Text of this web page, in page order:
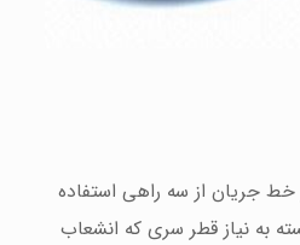
خط جریان از سه راهی استفاده
به نياز قطر سری که انشعاب